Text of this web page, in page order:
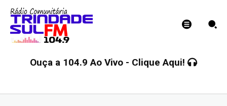
Ouça a 104.9 Ao Vivo - Clique Aqui!